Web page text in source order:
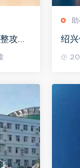
攻略
绍
院